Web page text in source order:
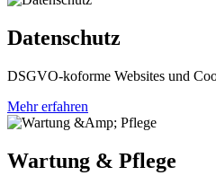
Datenschutz
DSGVO-koforme Websites und
Mehr erfahren
Wartung & Pflege